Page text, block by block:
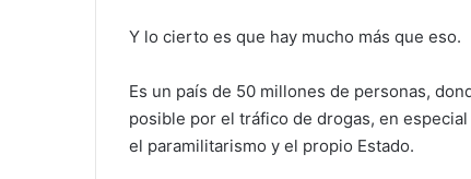
Y lo cierto es que hay mucho más que eso.
Es un país de 50 millones de personas,
posible por el tráfico de drogas, en
el paramilitarismo y el propio Estado.